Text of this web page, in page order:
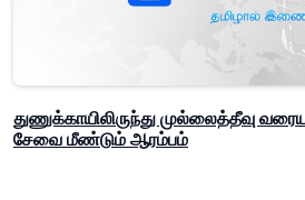
துணுக்காயிலிருந்து முல்லைத்தீவு
சேவை மீண்டும் ஆரம்பம்